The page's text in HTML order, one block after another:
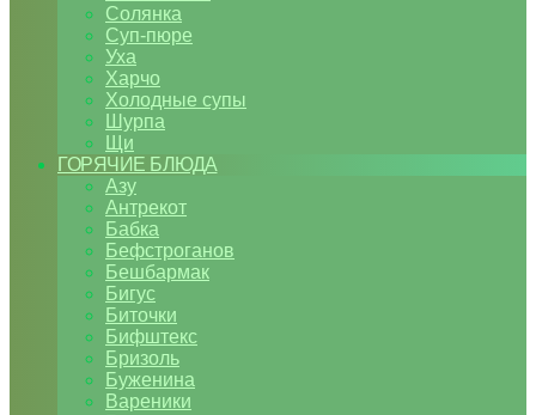
Солянка
Суп-пюре
Уха
Харчо
Холодные супы
Шурпа
Щи
ГОРЯЧИЕ БЛЮДА
Азу
Антрекот
Бабка
Бефстроганов
Бешбармак
Бигус
Биточки
Бифштекс
Бризоль
Буженина
Вареники